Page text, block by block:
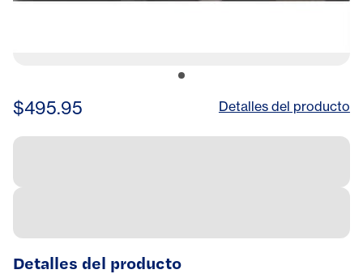
$495.95 Detalles del producto
Detalles del producto